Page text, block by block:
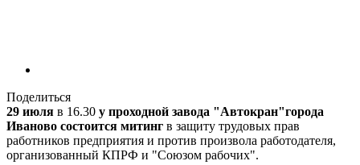
Поделиться
29 июля в 16.30 у проходной завода "Автокран"города
Иваново состоится митинг в защиту трудовых прав
работников предприятия и против произвола работодателя,
организованный КПРФ и "Союзом рабочих".